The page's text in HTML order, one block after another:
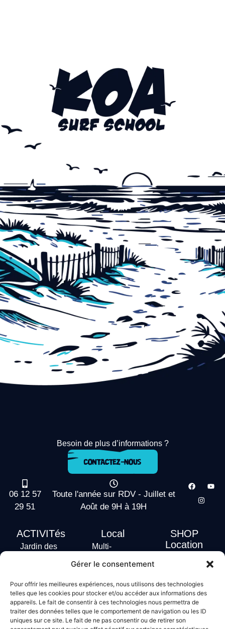
Gérer le consentement
Pour offrir les meilleures expériences, nous utilisons des technologies
telles que les cookies pour stocker et/ou accéder aux informations des
appareils. Le fait de consentir à ces technologies nous permettra de
traiter des données telles que le comportement de navigation ou les ID
uniques sur ce site. Le fait de ne pas consentir ou de retirer son
Besoin de plus d’informations ?
06 12 57
29 51
Toute l'année sur RDV - Juillet et
Août de 9H à 19H
ACTIVITés
Jardin des
Stand Up
Paddle
Bodyboard
Local
Multi-
Hébergement
SHOP
Location